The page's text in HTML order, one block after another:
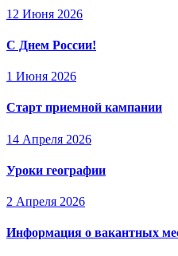
12 Июня 2026
С Днем России!
1 Июня 2026
Старт приемной кампании
14 Апреля 2026
Уроки географии
2 Апреля 2026
Информация о вакантных